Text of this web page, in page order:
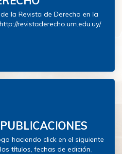
la Revista de Derecho en la
revistaderecho.um.edu.uy/
haciendo click en el siguiente
títulos, fechas de edición,